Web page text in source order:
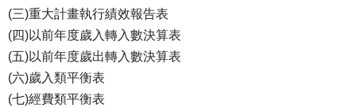
(三)重大計畫執行績效報告表
(四)以前年度歲入轉入數決算表
(五)以前年度歲出轉入數決算表
(六)歲入類平衡表
(七)經費類平衡表